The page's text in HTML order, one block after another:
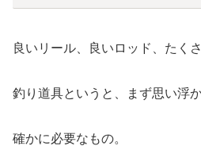
良いリール、良いロッド、たく
釣り道具というと、まず思い浮
確かに必要なもの。